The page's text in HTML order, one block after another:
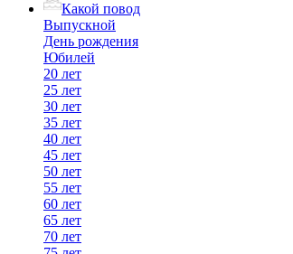
Какой повод
Выпускной
День рождения
Юбилей
20 лет
25 лет
30 лет
35 лет
40 лет
45 лет
50 лет
55 лет
60 лет
65 лет
70 лет